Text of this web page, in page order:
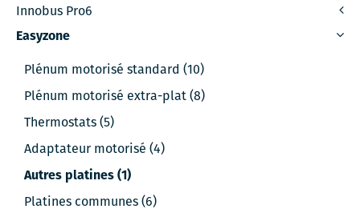
Innobus Pro6
Easyzone
Plénum motorisé standard (10)
Plénum motorisé extra-plat (8)
Thermostats (5)
Adaptateur motorisé (4)
Autres platines (1)
Platines communes (6)